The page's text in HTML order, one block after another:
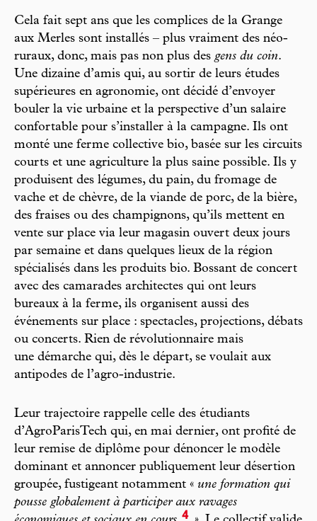
Cela fait sept ans que les complices de la Grange
aux Merles sont installés – plus vraiment des néo-
ruraux, donc, mais pas non plus des gens du coin.
Une dizaine d’amis qui, au sortir de leurs études
supérieures en agronomie, ont décidé d’envoyer
bouler la vie urbaine et la perspective d’un salaire
confortable pour s’installer à la campagne. Ils ont
monté une ferme collective bio, basée sur les circuits
courts et une agriculture la plus saine possible. Ils y
produisent des légumes, du pain, du fromage de
vache et de chèvre, de la viande de porc, de la bière,
des fraises ou des champignons, qu’ils mettent en
vente sur place via leur magasin ouvert deux jours
par semaine et dans quelques lieux de la région
spécialisés dans les produits bio. Bossant de concert
avec des camarades architectes qui ont leurs
bureaux à la ferme, ils organisent aussi des
événements sur place : spectacles, projections, débats
ou concerts. Rien de révolutionnaire mais
une démarche qui, dès le départ, se voulait aux
antipodes de l’agro-industrie.
Leur trajectoire rappelle celle des étudiants
d’AgroParisTech qui, en mai dernier, ont profité de
leur remise de diplôme pour dénoncer le modèle
dominant et annoncer publiquement leur désertion
groupée, fustigeant notamment « une formation qui
pousse globalement à participer aux ravages
4